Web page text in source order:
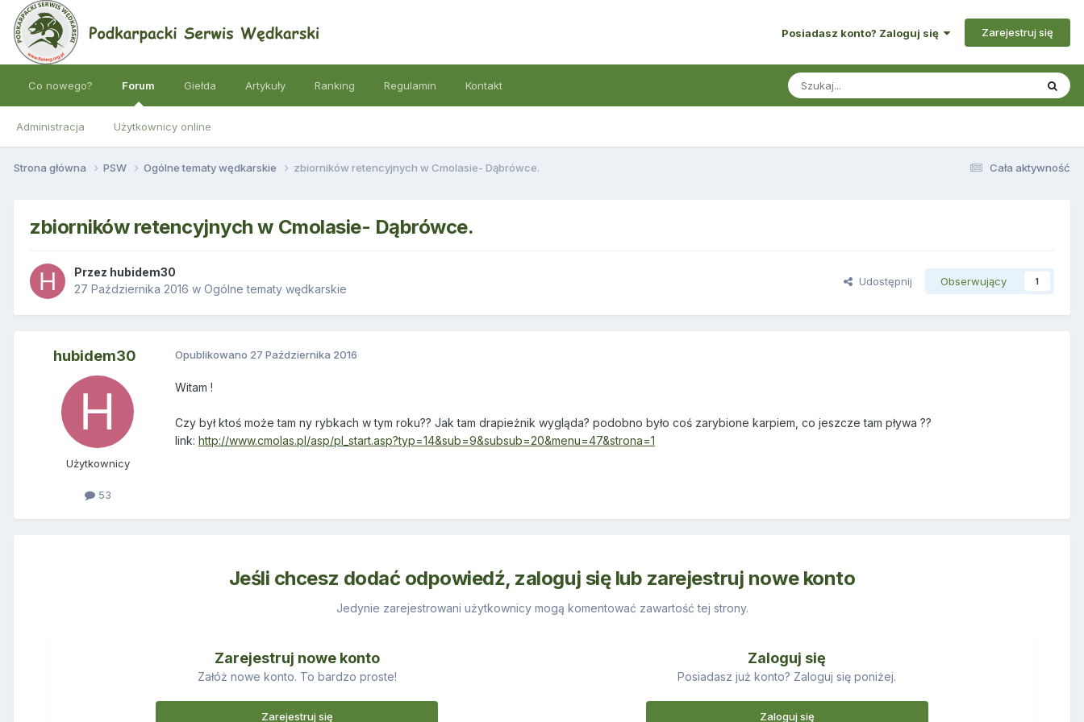
Posiadasz konto? Zaloguj się Zarejestruj się
Co nowego? Forum
Administracja Użytkownicy online
Giełda Artykuły Ranking Regulamin Kontakt
Cała aktywność
Strona główna PSW Ogólne tematy wędkarskie zbiorników retencyjnych w Cmolasie- Dąbrówce.
zbiorników retencyjnych w Cmolasie- Dąbrówce.
Przez hubidem30
27 Października 2016 w Ogólne tematy wędkarskie
Udostępnij Obserwujący 1
hubidem30
Użytkownicy
53
Opublikowano 27 Października 2016
Witam !
Czy był ktoś może tam ny rybkach w tym roku?? Jak tam drapieżnik wygląda? podobno było coś zarybione karpiem, co jeszcze tam pływa ??
link: http://www.cmolas.pl/asp/pl_start.asp?typ=14&sub=9&subsub=20&menu=47&strona=1
Jeśli chcesz dodać odpowiedź, zaloguj się lub zarejestruj nowe konto
Jedynie zarejestrowani użytkownicy mogą komentować zawartość tej strony.
Zarejestruj nowe konto
Załóż nowe konto. To bardzo proste!
Zarejestruj się
Zaloguj się
Posiadasz już konto? Zaloguj się poniżej.
Zaloguj się